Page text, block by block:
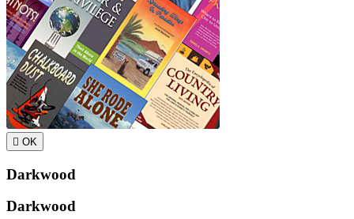
 OK
Darkwood
Darkwood